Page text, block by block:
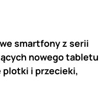
smartfony z serii
nowego tabletu
plotki i przecieki,